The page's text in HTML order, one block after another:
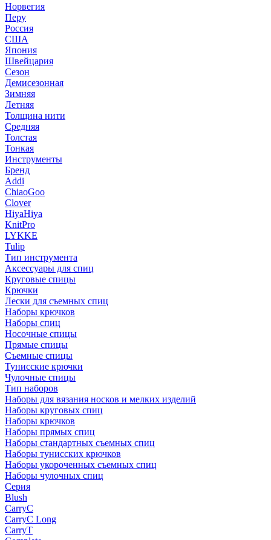
Норвегия
Перу
Россия
США
Япония
Швейцария
Сезон
Демисезонная
Зимняя
Летняя
Толщина нити
Средняя
Толстая
Тонкая
Инструменты
Бренд
Addi
ChiaoGoo
Clover
HiyaHiya
KnitPro
LYKKE
Tulip
Тип инструмента
Аксессуары для спиц
Круговые спицы
Крючки
Лески для съемных спиц
Наборы крючков
Наборы спиц
Носочные спицы
Прямые спицы
Съемные спицы
Тунисские крючки
Чулочные спицы
Тип наборов
Наборы для вязания носков и мелких изделий
Наборы круговых спиц
Наборы крючков
Наборы прямых спиц
Наборы стандартных съемных спиц
Наборы тунисских крючков
Наборы укороченных съемных спиц
Наборы чулочных спиц
Серия
Blush
CarryC
CarryC Long
CarryT